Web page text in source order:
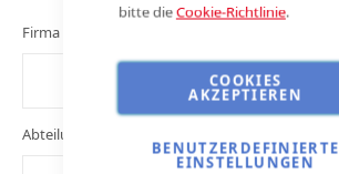
bitte dieCookie-Richtlinie.
COOKIES
AKZEPTIEREN
BENUTZERDEFINIERTE
EINSTELLUNGEN
Firma
Abteilung